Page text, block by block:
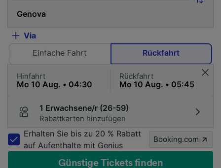
Via
Einfache Fahrt
Rückfahrt
Hinfahrt Rückfahrt
1 Erwachsene/r (26-59)
Rabattkarten hinzufügen
Erhalten Sie bis zu 20 % Rabatt
auf Aufenthalte mit Genius
Booking.com
Günstige Tickets finden